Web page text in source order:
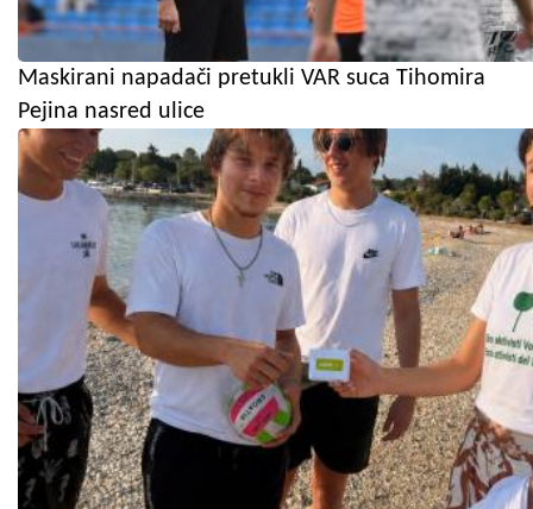
Maskirani napadači pretukli VAR suca Tihomira
Pejina nasred ulice